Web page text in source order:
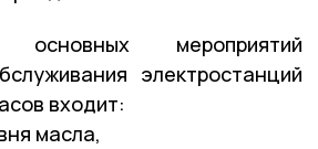
мероприятий
электростанций
входит:
масла,